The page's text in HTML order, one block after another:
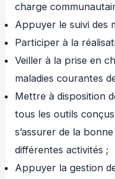
charge
Appuyer le suivi des
Participer à la
Veiller à la prise en
maladies courantes
Mettre à disposition
tous les outils
s’assurer de la
différentes activités ;
Appuyer la gestion